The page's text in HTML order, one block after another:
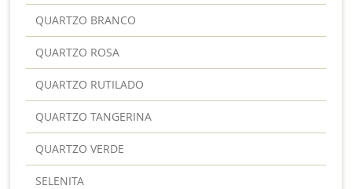
QUARTZO BRANCO
QUARTZO ROSA
QUARTZO RUTILADO
QUARTZO TANGERINA
QUARTZO VERDE
SELENITA